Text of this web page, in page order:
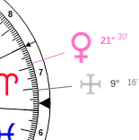
6
7
8
9° 16'
21° 30'